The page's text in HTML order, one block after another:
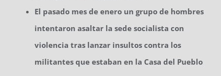
El pasado mes de enero un grupo de hombres
intentaron asaltar la sede socialista con
violencia tras lanzar insultos contra los
militantes que estaban en la Casa del Pueblo